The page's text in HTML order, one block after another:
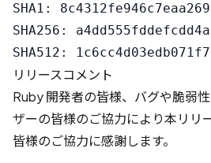
SHA1:
SHA256:
リリースコメント
Ruby 開発者の皆様、バグや脆弱
ザーの皆様のご協力により本リリ
皆様のご協力に感謝します。